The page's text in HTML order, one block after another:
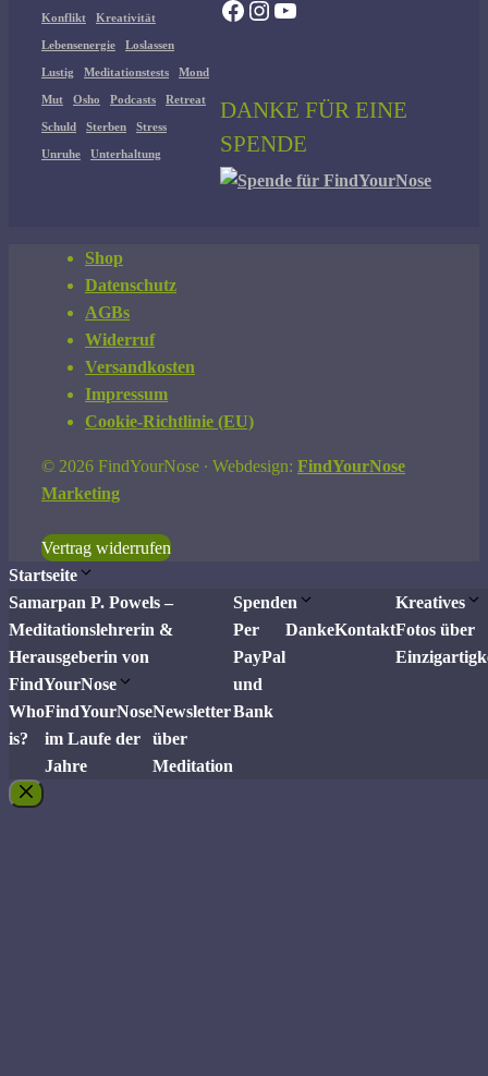
Konflikt Kreativität
Lebensenergie Loslassen
Lustig Meditationstests Mond
Mut Osho Podcasts Retreat
Schuld Sterben Stress
Unruhe Unterhaltung
Facebook
Instagram
YouTube
DANKE FÜR EINE
SPENDE
Shop
Datenschutz
AGBs
Widerruf
Versandkosten
Impressum
Cookie-Richtlinie (EU)
© 2026 FindYourNose ∙ Webdesign: FindYourNose
Marketing
Vertrag widerrufen
Startseite
Samarpan P. Powels –
Meditationslehrerin &
Herausgeberin von
FindYourNose
Who
is?
FindYourNose
im Laufe der
Jahre
Newsletter
über
Meditation
Spenden
Per
PayPal
und
Bank
DankeKontakt
Kreatives
Fotos über
Schließen